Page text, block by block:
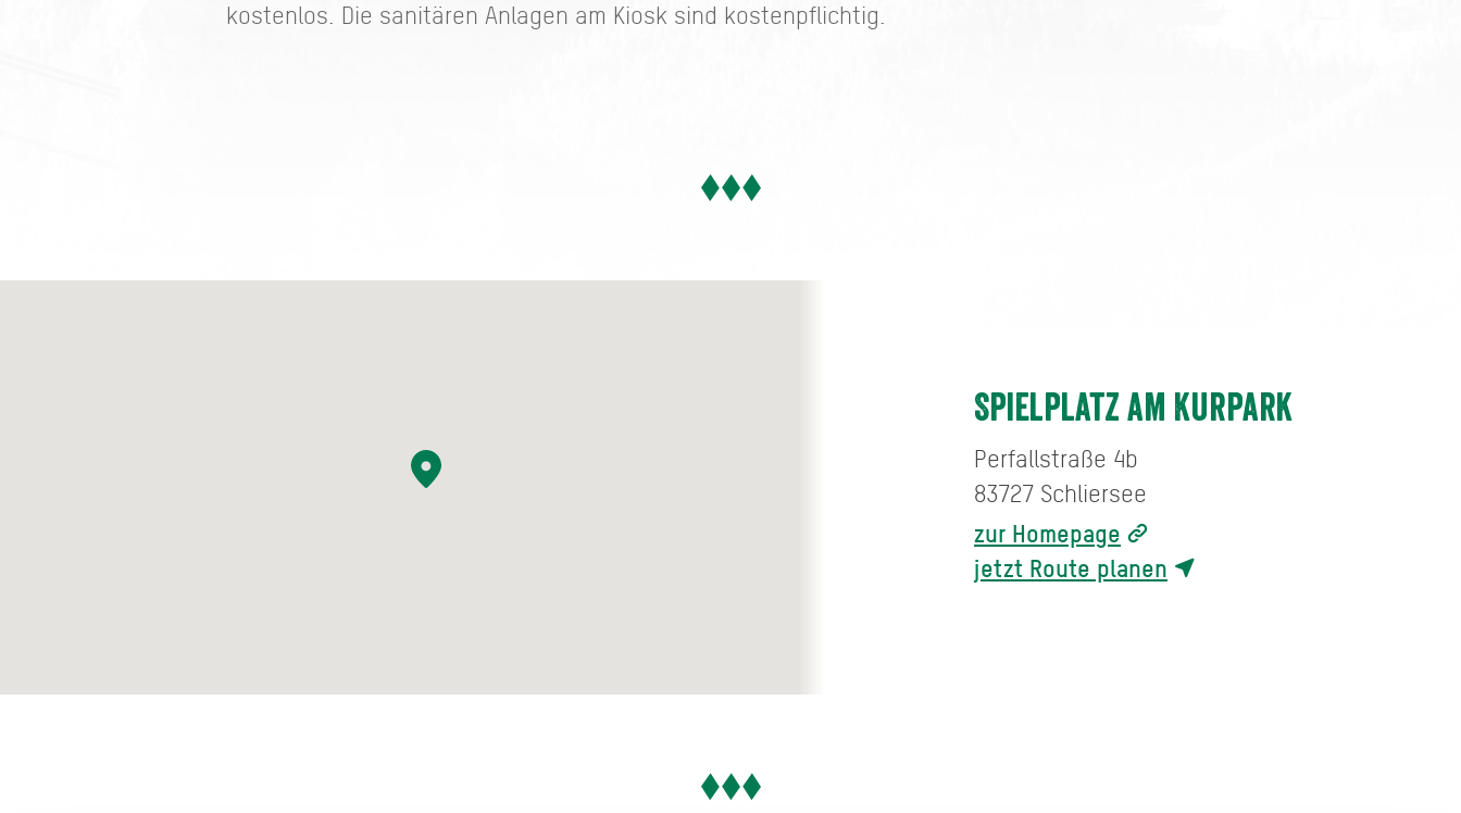
kostenlos. Die sanitären Anlagen am Kiosk sind kostenpflichtig.
Spielplatz am Kurpark
Perfallstraße 4b
83727 Schliersee
zur Homepage
jetzt Route planen